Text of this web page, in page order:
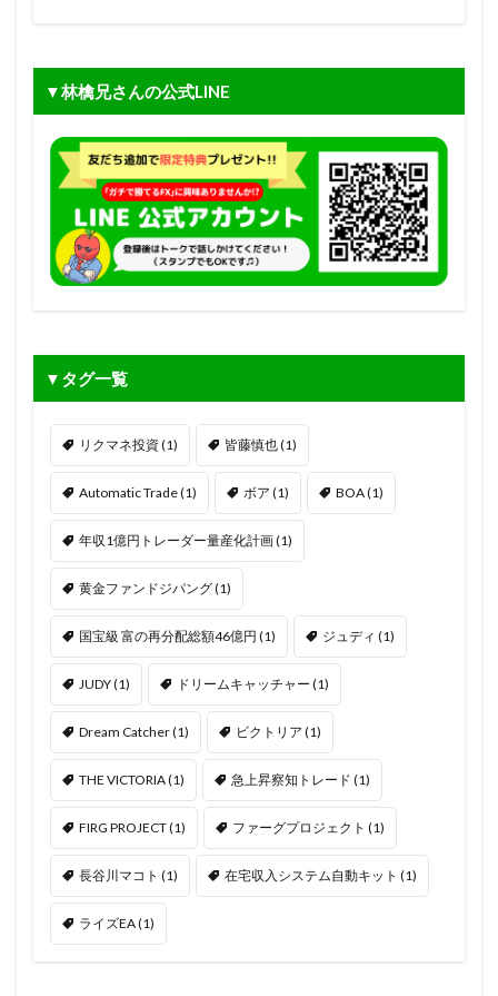
▼林檎兄さんの公式LINE
▼タグ一覧
リクマネ投資(1) 皆藤慎也(1)
Automatic Trade(1) ボア (1) BOA(1)
年収1億円トレーダー量産化計画(1)
黄金ファンドジパング(1)
国宝級 富の再分配総額46億円 (1) ジュディ (1)
JUDY(1) ドリームキャッチャー (1)
Dream Catcher(1) ビクトリア (1)
THE VICTORIA(1) 急上昇察知トレード (1)
FIRG PROJECT(1) ファーグプロジェクト (1)
長谷川マコト (1) 在宅収入システム自動キット (1)
ライズEA(1)